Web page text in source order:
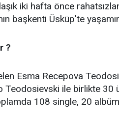
iki hafta önce
başkenti Üsküp'te
?
Esma Recepova
Teodosievski ile birlikte
108 single, 20